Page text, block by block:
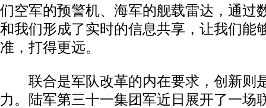
们空军的预警机、海军的舰载雷达，通过
和我们形成了实时的信息共享，让我们能
准，打得更远。
联合是军队改革的内在要求，创新则
力。陆军第三十一集团军近日展开了一场